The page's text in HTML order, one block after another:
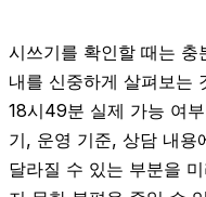
시쓰기를 확인할 때는
내를 신중하게 살펴보는
18시49분 실제 가능 여
기, 운영 기준, 상담 내용
달라질 수 있는 부분을